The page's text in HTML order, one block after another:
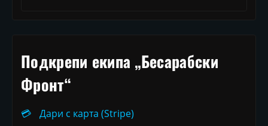
Подкрепи екипа „Бесарабски
Фронт“
💳 Дари с карта (Stripe)